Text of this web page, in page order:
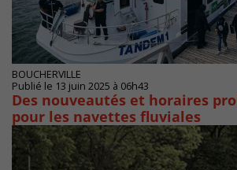
BOUCHERVILLE
Publié le 13 juin 2025 à 06h43
Des nouveautés et horaires
pour les navettes fluviales